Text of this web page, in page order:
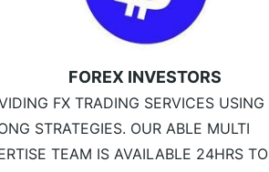
FOREX INVESTORS
FX TRADING SERVICES USING
STRATEGIES. OUR ABLE MULTI
TEAM IS AVAILABLE 24HRS TO